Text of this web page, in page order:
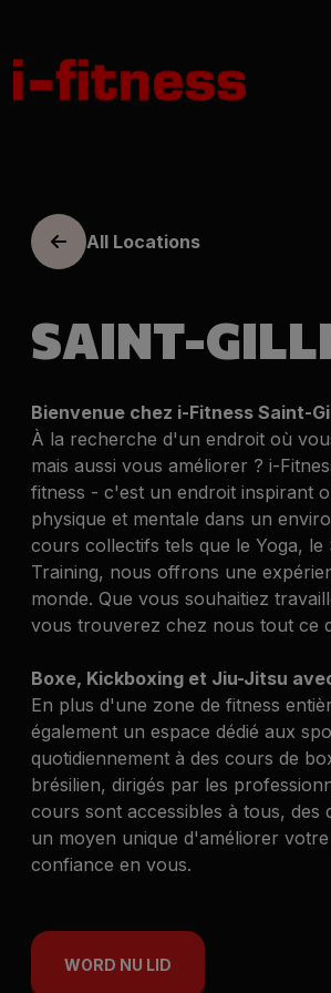
All Locations
SAINT-
Bienvenue chez i-Fitness Saint-
À la recherche d'un endroit où
mais aussi vous améliorer ? i-
fitness - c'est un endroit inspirant
physique et mentale dans un
cours collectifs tels que le Yoga, le
Training, nous offrons une
monde. Que vous souhaitiez
vous trouverez chez nous tout ce
Boxe, Kickboxing et Jiu-Jitsu
En plus d'une zone de fitness
également un espace dédié aux
quotidiennement à des cours de
brésilien, dirigés par les
cours sont accessibles à tous,
un moyen unique d'améliorer
confiance en vous.
WORD NU LID